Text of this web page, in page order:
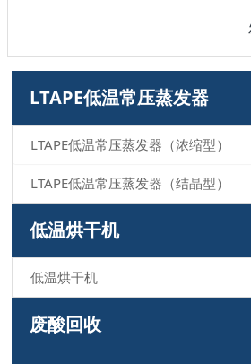
LTAPE低温常压蒸发器
LTAPE低温常压蒸发器（浓缩型）
LTAPE低温常压蒸发器（结晶型）
低温烘干机
低温烘干机
废酸回收